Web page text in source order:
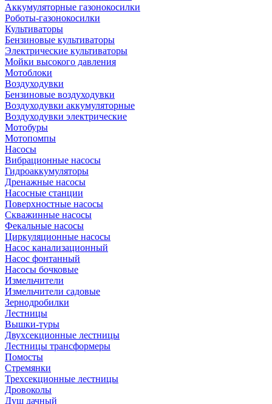
Аккумуляторные газонокосилки
Роботы-газонокосилки
Культиваторы
Бензиновые культиваторы
Электрические культиваторы
Мойки высокого давления
Мотоблоки
Воздуходувки
Бензиновые воздуходувки
Воздуходувки аккумуляторные
Воздуходувки электрические
Мотобуры
Мотопомпы
Насосы
Вибрационные насосы
Гидроаккумуляторы
Дренажные насосы
Насосные станции
Поверхностные насосы
Скважинные насосы
Фекальные насосы
Циркуляционные насосы
Насос канализационный
Насос фонтанный
Насосы бочковые
Измельчители
Измельчители садовые
Зернодробилки
Лестницы
Вышки-туры
Двухсекционные лестницы
Лестницы трансформеры
Помосты
Стремянки
Трехсекционные лестницы
Дровоколы
Душ дачный